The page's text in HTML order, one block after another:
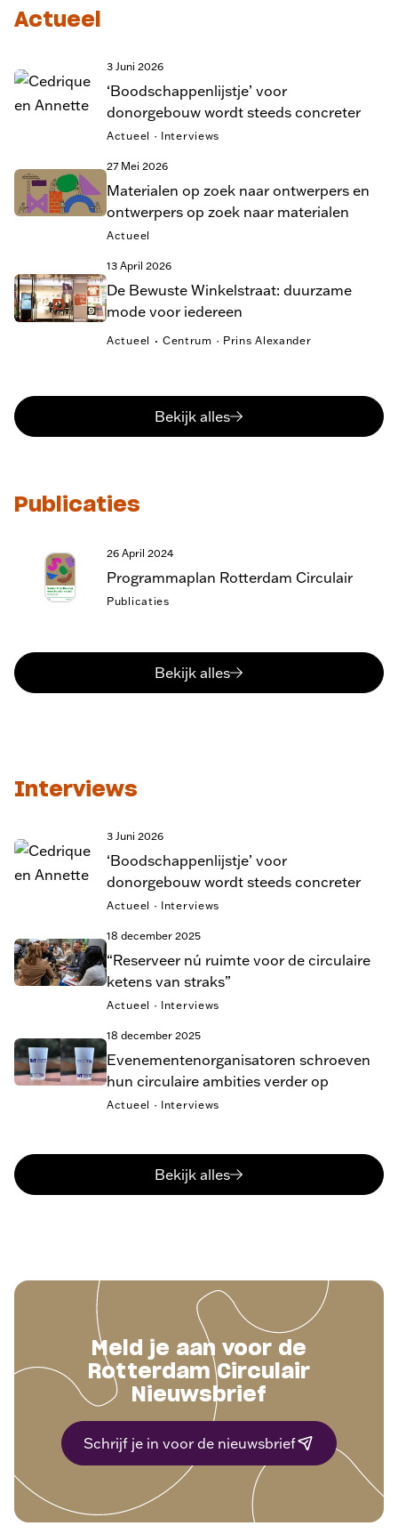
Actueel
‘Boodschappenlijstje’ voor
donorgebouw wordt steeds concreter
3 Juni 2026
Actueel · Interviews
Materialen op zoek naar ontwerpers en
ontwerpers op zoek naar materialen
27 Mei 2026
Actueel
De Bewuste Winkelstraat: duurzame
mode voor iedereen
13 April 2026
Actueel · Centrum · Prins Alexander
Bekijk alles
Publicaties
Programmaplan Rotterdam Circulair
26 April 2024
Publicaties
Bekijk alles
Interviews
‘Boodschappenlijstje’ voor
donorgebouw wordt steeds concreter
3 Juni 2026
Actueel · Interviews
“Reserveer nú ruimte voor de circulaire
ketens van straks”
18 december 2025
Actueel · Interviews
Evenementenorganisatoren schroeven
hun circulaire ambities verder op
18 december 2025
Actueel · Interviews
Bekijk alles
Meld je aan voor de
Rotterdam Circulair
Nieuwsbrief
Schrijf je in voor de nieuwsbrief